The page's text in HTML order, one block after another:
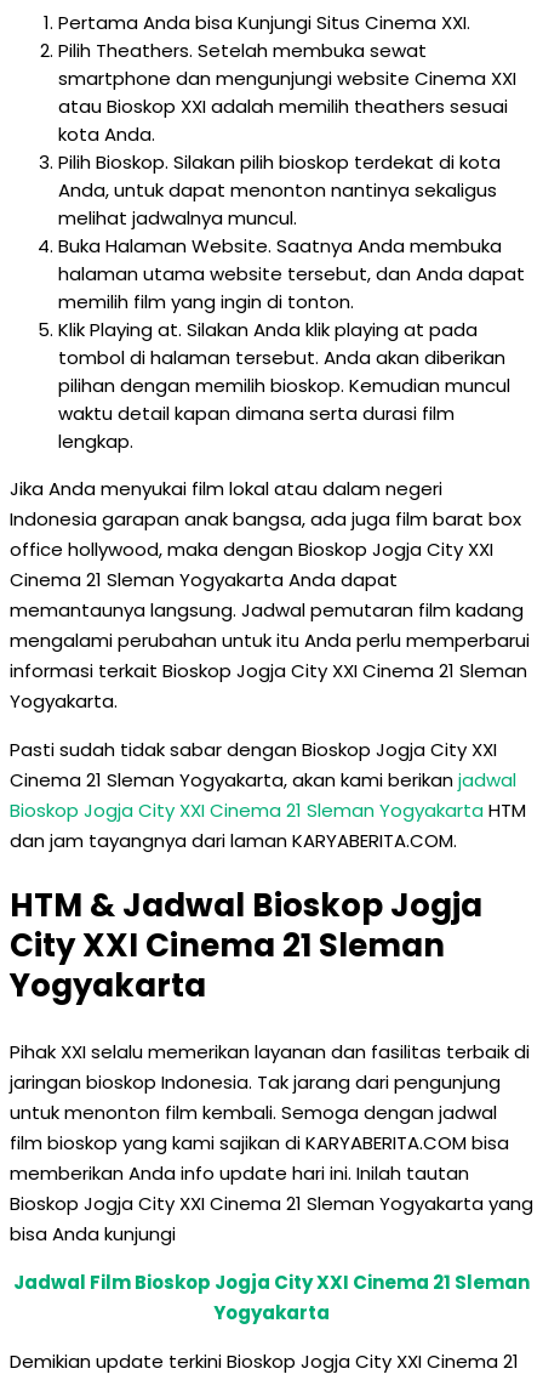
Pertama Anda bisa Kunjungi Situs Cinema XXI.
Pilih Theathers. Setelah membuka sewat
smartphone dan mengunjungi website Cinema XXI
atau Bioskop XXI adalah memilih theathers sesuai
kota Anda.
Pilih Bioskop. Silakan pilih bioskop terdekat di kota
Anda, untuk dapat menonton nantinya sekaligus
melihat jadwalnya muncul.
Buka Halaman Website. Saatnya Anda membuka
halaman utama website tersebut, dan Anda dapat
memilih film yang ingin di tonton.
Klik Playing at. Silakan Anda klik playing at pada
tombol di halaman tersebut. Anda akan diberikan
pilihan dengan memilih bioskop. Kemudian muncul
waktu detail kapan dimana serta durasi film
lengkap.
Jika Anda menyukai film lokal atau dalam negeri
Indonesia garapan anak bangsa, ada juga film barat box
office hollywood, maka dengan Bioskop Jogja City XXI
Cinema 21 Sleman Yogyakarta Anda dapat
memantaunya langsung. Jadwal pemutaran film kadang
mengalami perubahan untuk itu Anda perlu memperbarui
informasi terkait Bioskop Jogja City XXI Cinema 21 Sleman
Yogyakarta.
Pasti sudah tidak sabar dengan Bioskop Jogja City XXI
Cinema 21 Sleman Yogyakarta, akan kami berikanjadwal
Bioskop Jogja City XXI Cinema 21 Sleman YogyakartaHTM
dan jam tayangnya dari laman KARYABERITA.COM.
HTM & Jadwal Bioskop Jogja
City XXI Cinema 21 Sleman
Yogyakarta
Pihak XXI selalu memerikan layanan dan fasilitas terbaik di
jaringan bioskop Indonesia. Tak jarang dari pengunjung
untuk menonton film kembali. Semoga dengan jadwal
film bioskop yang kami sajikan di KARYABERITA.COM bisa
memberikan Anda info update hari ini. Inilah tautan
Bioskop Jogja City XXI Cinema 21 Sleman Yogyakarta yang
bisa Anda kunjungi
Jadwal Film Bioskop Jogja City XXI Cinema 21 Sleman
Yogyakarta
Demikian update terkini Bioskop Jogja City XXI Cinema 21